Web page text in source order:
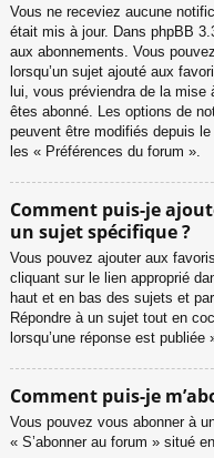
Vous ne receviez aucune
était mis à jour. Dans phpBB
aux abonnements. Vous
lorsqu’un sujet ajouté aux
lui, vous préviendra de la mise
êtes abonné. Les options de
peuvent être modifiés depuis
les « Préférences du forum ».
Comment puis-je
un sujet spécifique ?
Vous pouvez ajouter aux
cliquant sur le lien approprié
haut et en bas des sujets et
Répondre à un sujet tout en
lorsqu’une réponse est
Comment puis-je
Vous pouvez vous abonner à
« S’abonner au forum » situé